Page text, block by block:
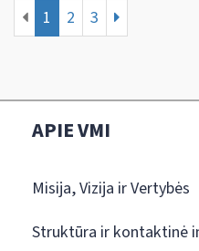
1 2 3
APIE VMI
Misija, Vizija ir Vertybės
Struktūra ir kontaktinė